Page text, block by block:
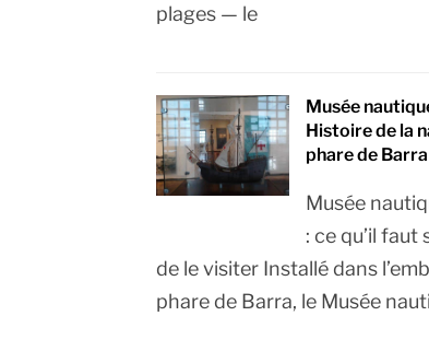
plages — le
Musée
Histoire de la
phare de Barra
Musée
: ce qu’il
de le visiter Installé dans
phare de Barra, le Musée